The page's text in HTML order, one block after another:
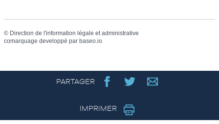
© Direction de l'information légale et administrative
comarquage developpé par baseo.io
PARTAGER
IMPRIMER